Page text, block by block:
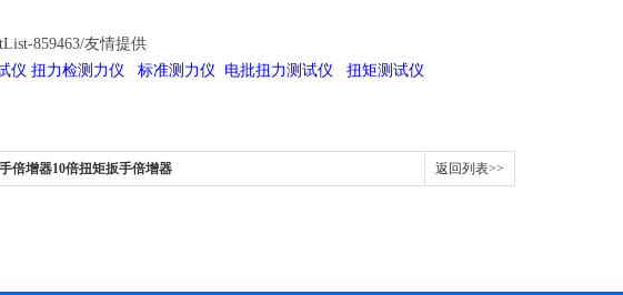
859463/友情提供
仪 扭力检测力仪 标准测力仪 电批扭力测试仪 扭矩测试仪
倍增器10倍扭矩扳手倍增器 返回列表>>